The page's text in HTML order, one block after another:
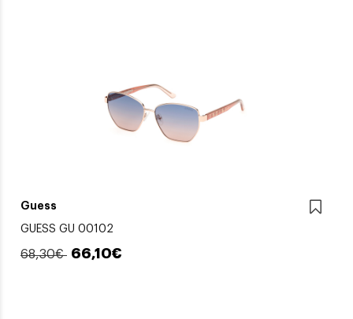
Guess
GUESS GU 00102
68,30€ 66,10€